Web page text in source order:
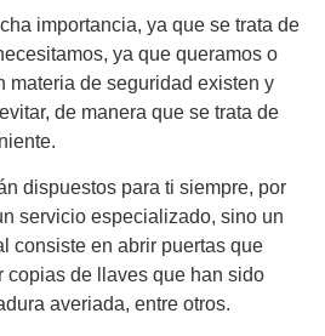
importancia, ya que se trata de
ya que queramos o
materia de seguridad existen y
de manera que se trata de
dispuestos para ti siempre, por
servicio especializado, sino un
consiste en abrir puertas que
copias de llaves que han sido
averiada, entre otros.